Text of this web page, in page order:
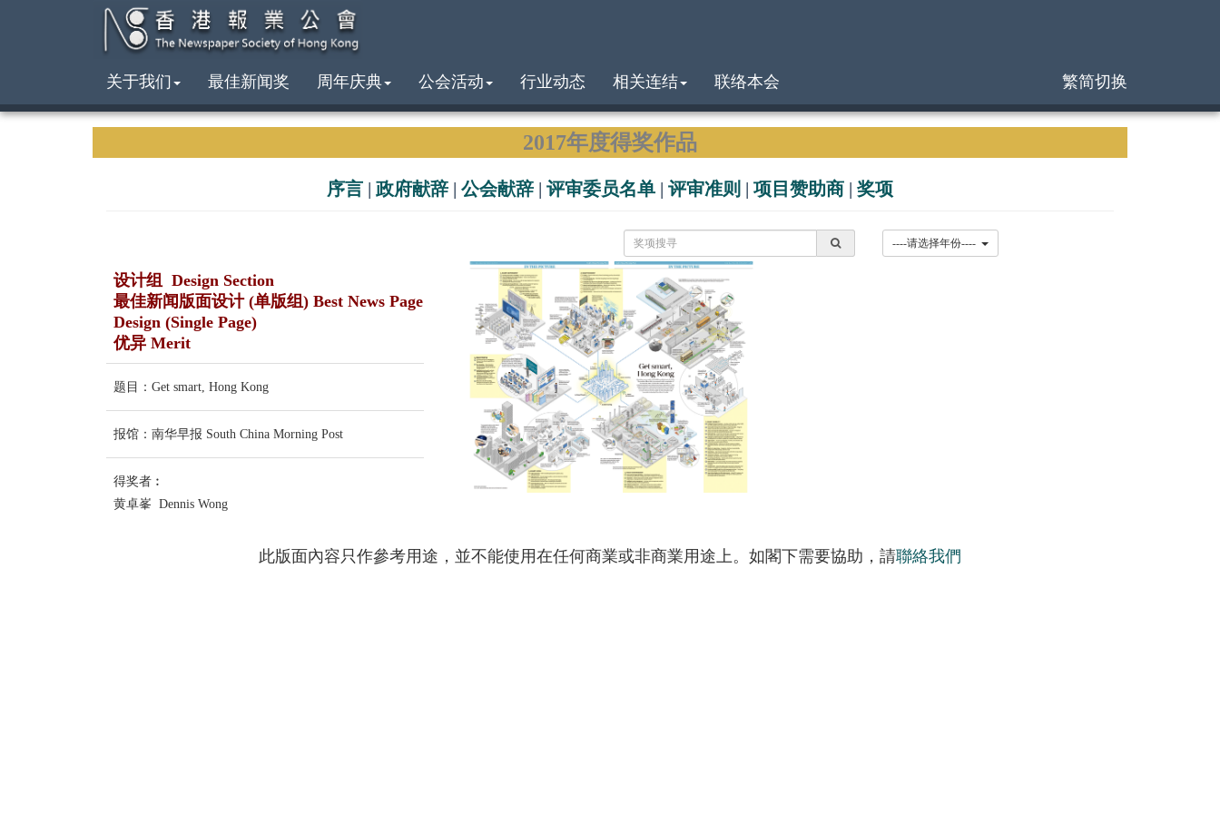
关于我们 最佳新闻奖 周年庆典 公会活动 行业动态 相关连结 联络本会 繁简切换
2017年度得奖作品
序言 | 政府献辞 | 公会献辞 | 评审委员名单 | 评审准则 | 项目赞助商 | 奖项
设计组 Design Section
最佳新闻版面设计 (单版组) Best News Page
Design (Single Page)
优异 Merit
题目：Get smart, Hong Kong
报馆：南华早报 South China Morning Post
得奖者︰
黄卓峯 Dennis Wong
此版面內容只作參考用途，並不能使用在任何商業或非商業用途上。如閣下需要協助，請聯絡我們